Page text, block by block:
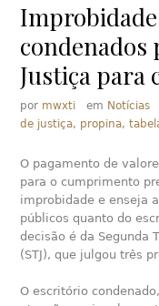
condenados
Justiça para
por mwxti em Notícias
de justiça, propina,
O pagamento de
para o cumprimento
improbidade e enseja
públicos quanto do
decisão é da Segunda
(STJ), que julgou três
O escritório